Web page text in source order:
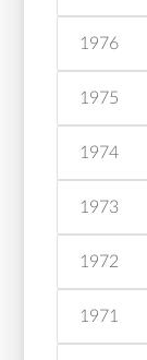
1976
1975
1974
1973
1972
1971